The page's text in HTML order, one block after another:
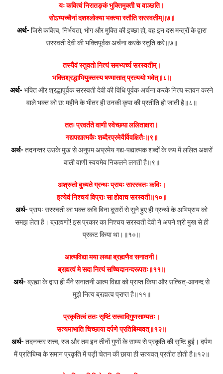
यः कवित्वं निरातङ्कं भुक्तिमुक्ती च वाञ्छति।
सोऽभ्यच्चैनां दशश्लोक्या भक्त्या स्तौति सरस्वतीम्॥७॥
अर्थ- जिसे कवित्व, निर्भयता, भोग और मुक्ति की इच्छा हो, वह इन दस मन्त्रों के द्वारा
सरस्वती देवी की भक्तिपूर्वक अर्चना करके स्तुति करे॥७॥
तस्यैवं स्तुवतो नित्यं समभ्यर्च्य सरस्वतीम्।
भक्तिश्रद्धाभियुक्तस्य षण्मासात् प्रत्ययो भवेत्॥८॥
अर्थ- भक्ति और श्रद्धापूर्वक सरस्वती देवी की विधि पूर्वक अर्चना करके नित्य स्तवन करने
वाले भक्त को छ: महीने के भीतर ही उनकी कृपा की प्रतीति हो जाती है॥८॥
ततः प्रवर्तते वाणी स्वेच्छया ललिताक्षरा।
गद्यपद्यात्मकैः शब्दैरप्रमेयैर्विवक्षितैः॥९॥
अर्थ- तदनन्तर उसके मुख से अनुपम अप्रमेय गद्य-पद्यात्मक शब्दों के रूप में ललित अक्षरों
वाली वाणी स्वयमेव निकलने लगती है॥९॥
अश्रुतो बुध्यते ग्रन्थः प्रायः सारस्वतः कविः।
इत्येवं निश्चयं विप्राः सा होवाच सरस्वती॥१०॥
अर्थ- प्रायः सरस्वती का भक्त कवि बिना दूसरों से सुने हुए ही ग्रन्थों के अभिप्राय को
समझ लेता है। ब्राह्मणो! इस प्रकार का निश्चय सरस्वती देवी ने अपने श्री मुख से ही
प्रकट किया था।॥१०॥
आत्मविद्या मया लब्धा ब्रह्मणैव सनातनी।
ब्रह्मत्वं मे सदा नित्यं सच्चिदानन्दरूपतः॥११॥
अर्थ- ब्रह्मा के द्वारा ही मैंने सनातनी आत्म विद्या को प्राप्त किया और सत्चित्-आनन्द से
मुझे नित्य ब्रह्मत्व प्राप्त है॥११॥
प्रकृतित्वं ततः सृष्टिं सत्त्वादिगुणसाम्यतः।
सत्यमाभाति चिच्छाया दर्पणे प्रतिबिम्बवत्॥१२॥
अर्थ- तदनन्तर सत्त्व, रज और तम इन तीनों गुणों के साम्य से प्रकृति की सृष्टि हुई। दर्पण
में प्रतिबिम्ब के समान प्रकृति में पड़ी चेतन की छाया ही सत्यवत् प्रतीत होती है॥१२॥